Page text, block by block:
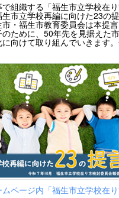
組織する「福生市立学校在
市立学校再編に向けた23の
市・福生市教育委員会は本提
ために、50年先を見据えた
向けて取り組んでいきます
ページ内「福生市立学校在り